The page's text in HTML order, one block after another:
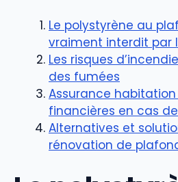
Le polystyrène au
vraiment interdit par
Les risques
des fumées
Assurance
financières en cas
Alternatives et
rénovation de